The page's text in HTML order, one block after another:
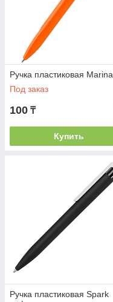
Ручка пластиковая Marina
Под заказ
100 ₸
Купить
Ручка пластиковая Spark